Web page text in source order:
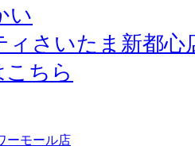
い
ィさいたま新都心
ちら
ーモール店